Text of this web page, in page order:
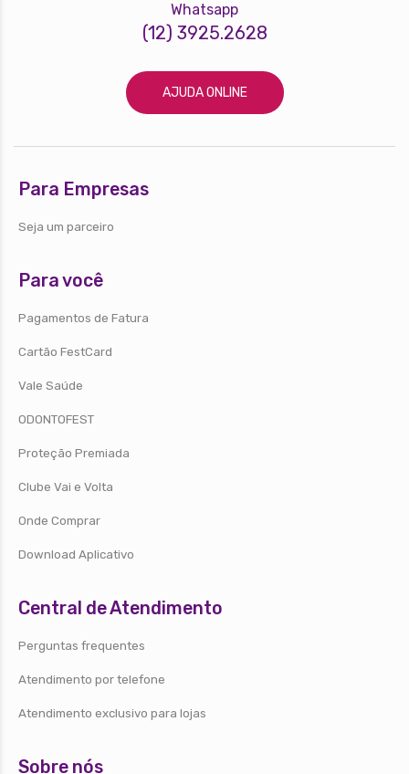
Whatsapp
(12) 3925.2628
AJUDA ONLINE
Para Empresas
Seja um parceiro
Para você
Pagamentos de Fatura
Cartão FestCard
Vale Saúde
ODONTOFEST
Proteção Premiada
Clube Vai e Volta
Onde Comprar
Download Aplicativo
Central de Atendimento
Perguntas frequentes
Atendimento por telefone
Atendimento exclusivo para lojas
Sobre nós